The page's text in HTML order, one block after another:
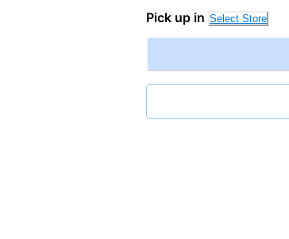
Pick up in Select Store